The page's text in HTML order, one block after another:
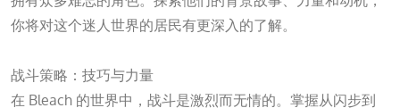
你将对这个迷人世界的居民有更深入的了解。
战斗策略：技巧与力量
在 Bleach 的世界中，战斗是激烈而无情的。掌握从闪步到